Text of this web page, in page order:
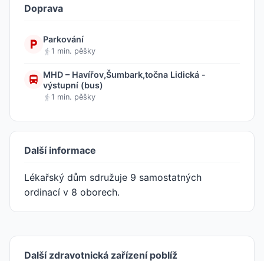
Doprava
Parkování
1 min. pěšky
MHD – Havířov,Šumbark,točna Lidická -
výstupní (bus)
1 min. pěšky
Další informace
Lékařský dům sdružuje 9 samostatných
ordinací v 8 oborech.
Další zdravotnická zařízení poblíž